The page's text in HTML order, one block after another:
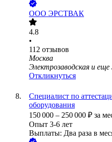
ООО ЭРСТВАК
4.8
•
112 отзывов
Москва
Электрозаводская и еще
Откликнуться
Специалист по
оборудования
150 000 – 250 000 ₽ за
Опыт 3-6 лет
Выплаты: Два раза в